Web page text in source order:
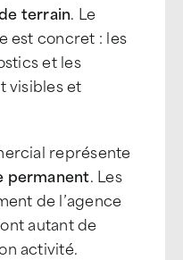
terrain. Le
est concret : les
et les
visibles et
représente
permanent. Les
de l’agence
autant de
activité.